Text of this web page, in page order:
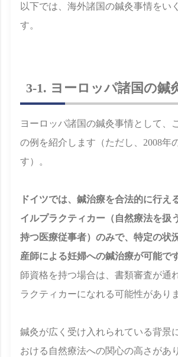
以下では、海外諸国の鍼灸事情をい
す。
3-1. ヨーロッパ諸国の鍼
ヨーロッパ諸国の鍼灸事情として、
の例を紹介します（ただし、2008年
す）。
ドイツでは、鍼治療を合法的に行え
イルプラクティカー（自然療法を扱
持つ医療従事者）のみで、特定の状
産師による妊婦への鍼治療が可能で
師資格を持つ場合は、書類審査が通
ラクティカーになれる可能性があり
鍼灸が広く受け入れられている背景
おける自然療法への関心の高さがあ